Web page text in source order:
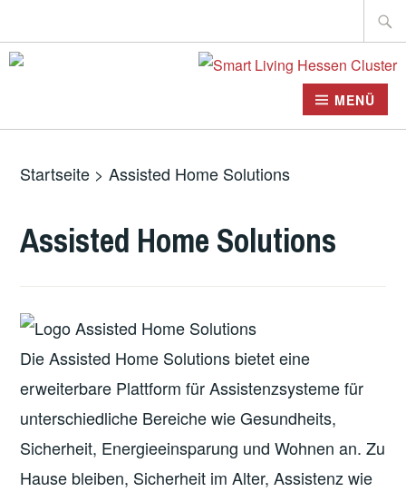
Inhalt
springen
Suche
nach:
MENÜ
Startseite >Assisted Home Solutions
Assisted Home Solutions
Die Assisted Home Solutions bietet eine
erweiterbare Plattform für Assistenzsysteme für
unterschiedliche Bereiche wie Gesundheits,
Sicherheit, Energieeinsparung und Wohnen an. Zu
Hause bleiben, Sicherheit im Alter, Assistenz wie